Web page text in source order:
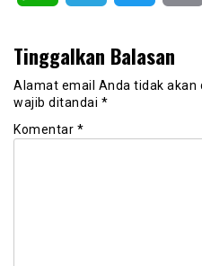
Tinggalkan Balasan
Alamat email Anda tidak akan
wajib ditandai *
Komentar *